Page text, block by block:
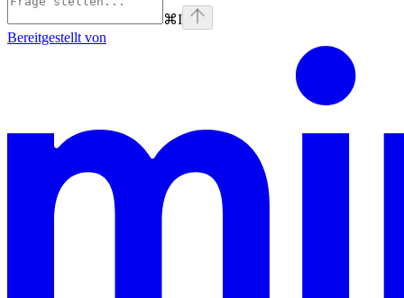
⌘I
Bereitgestellt von